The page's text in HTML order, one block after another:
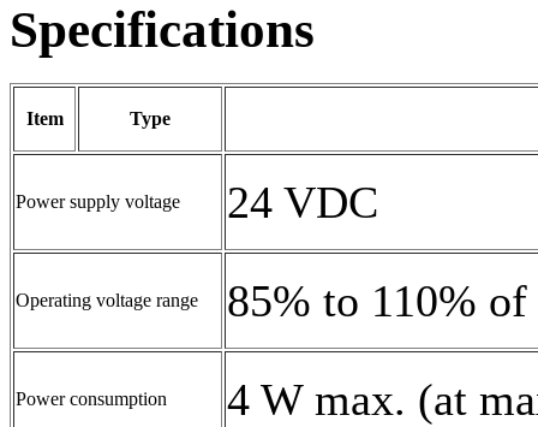
Specifications
Item Type
Power supply voltage 24 VDC
Operating voltage range 85% to 110%
Power consumption 4 W max. (at